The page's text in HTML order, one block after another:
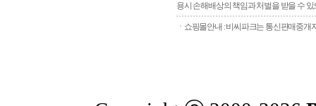
용시 손해배상의 책임과 처벌을 받을 수
ㆍ쇼핑몰안내 : 비씨파크는 통신판매중개